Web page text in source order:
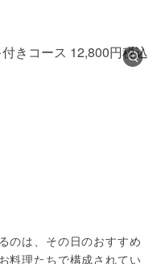
のは、その日のおすすめ
料理たちで構成されてい